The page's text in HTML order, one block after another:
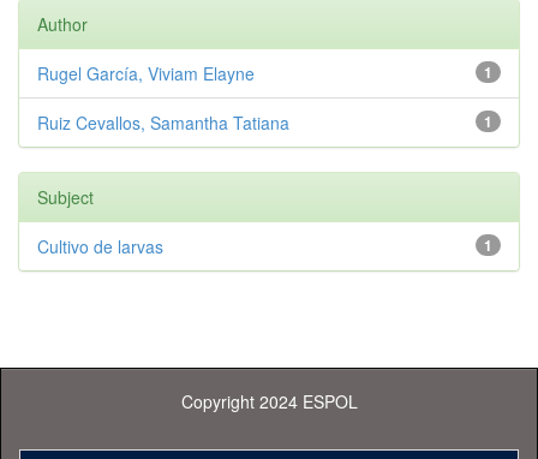
Author
1
Rugel García, Viviam Elayne
1
Ruiz Cevallos, Samantha Tatiana
Subject
1
Cultivo de larvas
Copyright 2024 ESPOL